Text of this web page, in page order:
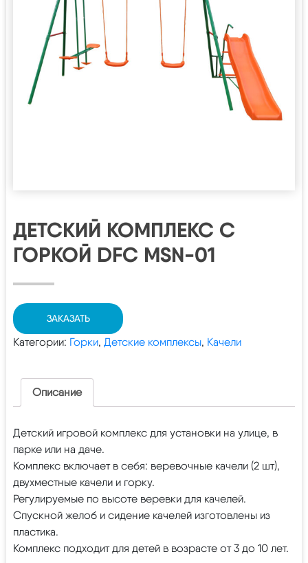
ДЕТСКИЙ КОМПЛЕКС С
ГОРКОЙ DFC MSN-01
ЗАКАЗАТЬ
Категории: Горки, Детские комплексы, Качели
Описание
Детский игровой комплекс для установки на улице, в
парке или на даче.
Комплекс включает в себя: веревочные качели (2 шт),
двухместные качели и горку.
Регулируемые по высоте веревки для качелей.
Спускной желоб и сидение качелей изготовлены из
пластика.
Комплекс подходит для детей в возрасте от 3 до 10 лет.